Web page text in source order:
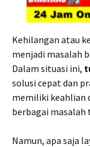
Kehilangan atau
menjadi masalah
Dalam situasi ini,
solusi cepat dan
memiliki keahlian
berbagai
Namun, apa saja